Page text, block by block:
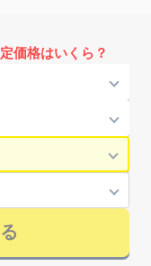
価格はいくら？